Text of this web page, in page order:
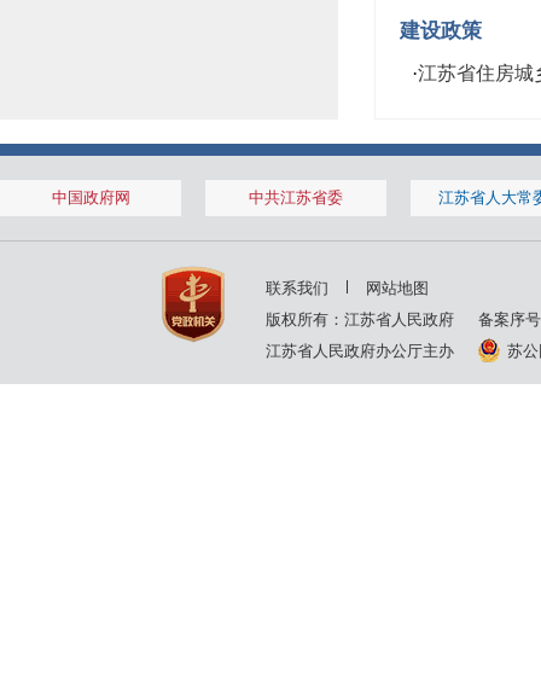
建设政策
·江苏省住房城
中国政府网 中共江苏省委 江苏省人大常
联系我们
网站地图
版权所有：江苏省人民政府
备案序
江苏省人民政府办公厅主办
苏